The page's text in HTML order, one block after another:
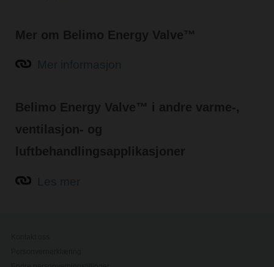
Mer om Belimo Energy Valve™
Belimo Energy Valve™ i andre varme-,
ventilasjon- og
luftbehandlingsapplikasjoner